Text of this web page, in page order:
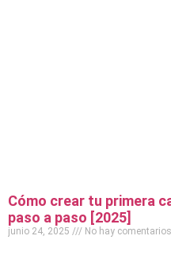
Cómo crear tu primera
paso a paso [2025]
junio 24, 2025 No hay comentarios